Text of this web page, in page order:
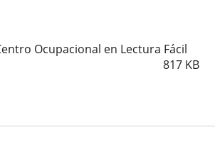
Ocupacional en Lectura Fácil
817 KB